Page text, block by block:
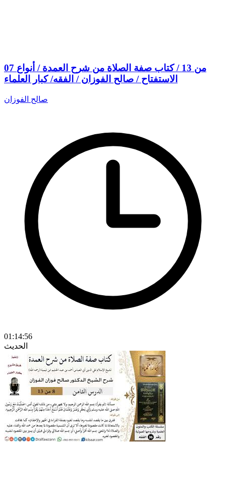
07 من 13 / كتاب صفة الصلاة من شرح العمدة / أنواع
الاستفتاح / صالح الفوزان / الفقه/ كبار العلماء
صالح الفوزان
01:14:56
الحديث